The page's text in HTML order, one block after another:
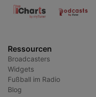
Ressourcen
Broadcasters
Widgets
Fußball im Radio
Blog